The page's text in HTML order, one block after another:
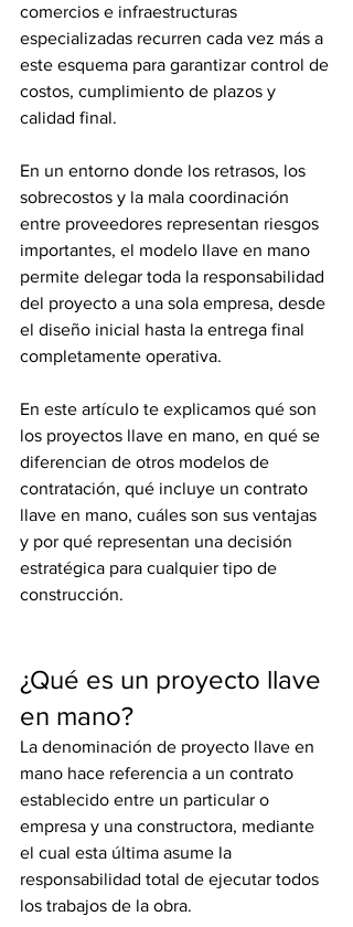
comercios e infraestructuras
especializadas recurren cada vez más a
este esquema para garantizar control de
costos, cumplimiento de plazos y
calidad final.
En un entorno donde los retrasos, los
sobrecostos y la mala coordinación
entre proveedores representan riesgos
importantes, el modelo llave en mano
permite delegar toda la responsabilidad
del proyecto a una sola empresa, desde
el diseño inicial hasta la entrega final
completamente operativa.
En este artículo te explicamos qué son
los proyectos llave en mano, en qué se
diferencian de otros modelos de
contratación, qué incluye un contrato
llave en mano, cuáles son sus ventajas
y por qué representan una decisión
estratégica para cualquier tipo de
construcción.
¿Qué es un proyecto llave
en mano?
La denominación de proyecto llave en
mano hace referencia a un contrato
establecido entre un particular o
empresa y una constructora, mediante
el cual esta última asume la
responsabilidad total de ejecutar todos
los trabajos de la obra.